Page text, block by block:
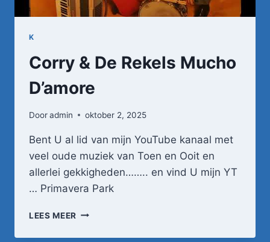
K
Corry & De Rekels Mucho
D’amore
Dooradmin oktober 2, 2025
Bent U al lid van mijn YouTube kanaal met
veel oude muziek van Toen en Ooit en
allerlei gekkigheden…….. en vind U mijn YT
… Primavera Park
LEES MEER CORRY
DE